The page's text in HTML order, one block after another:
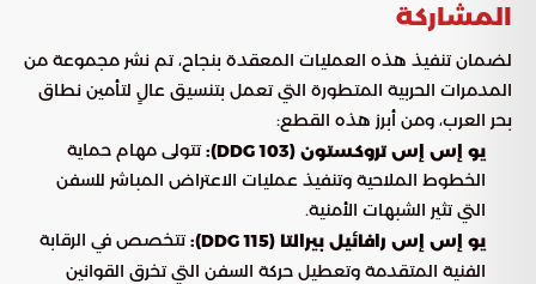
المشاركة
لضمان تنفيذ هذه العمليات المعقدة بنجاح، تم نشر مجموعة من
المدمرات الحربية المتطورة التي تعمل بتنسيق عالٍ لتأمين نطاق
بحر العرب، ومن أبرز هذه القطع:
يو إس إس تروكستون (DDG 103):
تتولى مهام حماية
الخطوط الملاحية وتنفيذ عمليات الاعتراض المباشر للسفن
التي تثير الشبهات الأمنية.
يو إس إس رافائيل بيرالتا (DDG 115):
تتخصص في الرقابة
الفنية المتقدمة وتعطيل حركة السفن التي تخرق القوانين